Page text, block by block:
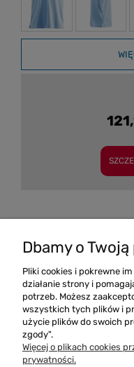
Damska
Dbamy o
Pliki cookies i pokrewne
działanie strony i
potrzeb. Możesz
wszystkich tych plików i
użycie plików do swoich
zgody".
Więcej o plikach cookies
prywatności.